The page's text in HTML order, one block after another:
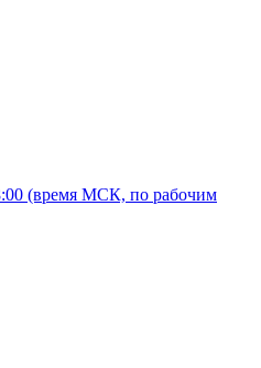
(время МСК, по рабочим